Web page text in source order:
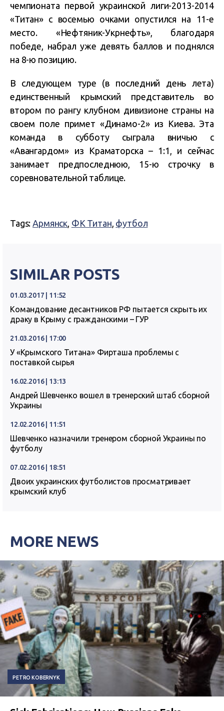
чемпионата первой украинской лиги-2013-2014
«Титан» с восемью очками опустился на 11-е
место. «Нефтяник-Укрнефть», благодаря
победе, набрал уже девять баллов и поднялся
на 8-ю позицию.
В следующем туре (в последний день лета)
единственный крымский представитель во
втором по рангу клубном дивизионе страны на
своем поле примет «Динамо-2» из Киева. Эта
команда в субботу сыграла вничью с
«Авангардом» из Краматорска – 1:1, и сейчас
занимает предпоследнюю, 15-ю строчку в
соревновательной таблице.
Tags:Армянск, ФК Титан, футбол
SIMILAR POSTS
01.03.2017 | 11:52
Командование десантников РФ пытается скрыть их
драку в Крыму с гражданскими – ГУР
21.03.2016 | 17:00
У «Крымского Титана» Фирташа проблемы с
поставкой сырья
16.02.2016 | 13:13
Андрей Шевченко вошел в тренерский штаб сборной
Украины
12.02.2016 | 11:51
Шевченко назначили тренером сборной Украины по
футболу
07.02.2016 | 18:51
Двоих украинских футболистов просматривает
крымский клуб
MORE NEWS
PETRO KOBERNYK